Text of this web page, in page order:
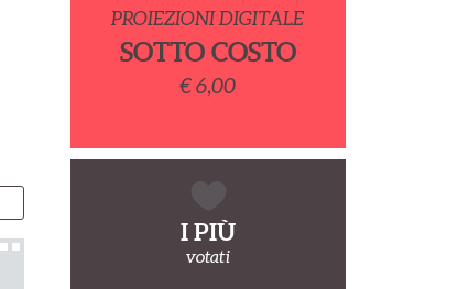
PROIEZIONI DIGITALE
SOTTO COSTO
€ 6,00
I PIÙ
votati